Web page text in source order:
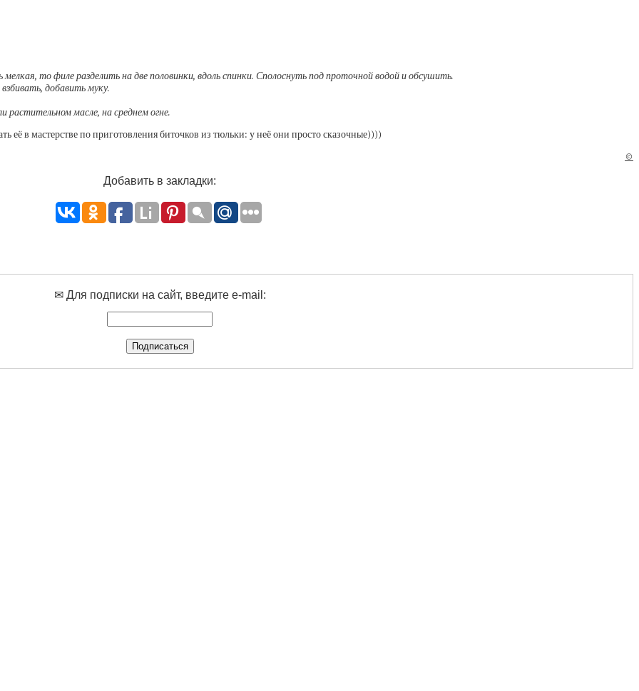
то филе разделить на две половинки, вдоль спинки. Сполоснуть под проточной водой и обсушить.
добавить муку.
растительном масле, на среднем огне.
её в мастерстве по приготовления биточков из тюльки: у неё они просто сказочные))))
©
Добавить в закладки:
✉ Для подписки на сайт, введите e-mail: